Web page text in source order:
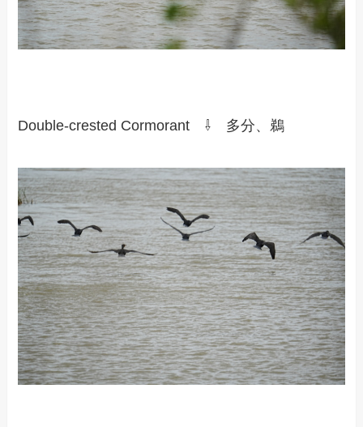
Double-crested Cormorant ⇩ 多分、鵜